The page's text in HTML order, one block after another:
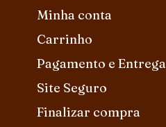
Minha conta
Carrinho
Pagamento e Entrega
Site Seguro
Finalizar compra